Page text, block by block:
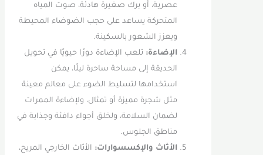
عصرية، أو برك صغيرة هادئة، صوت المياه
المتحركة يساعد على حجب الضوضاء المحيطة
ويعزز الشعور بالسكينة.
الإضاءة:تلعب الإضاءة دورًا حيويًا في تحويل
الحديقة إلى مساحة ساحرة ليلًا، يمكن
استخدامها لتسليط الضوء على معالم معينة
مثل شجرة مميزة أو تمثال، ولإضاءة الممرات
لضمان السلامة، ولخلق أجواء دافئة وجذابة في
مناطق الجلوس.
الأثاث والإكسسوارات:الأثاث الخارجي المريح،